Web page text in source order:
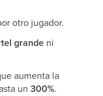
otro jugador.
grande ni
aumenta la
un 300%.